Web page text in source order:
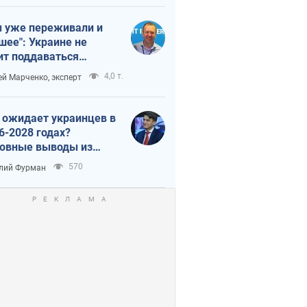
переживали и
Украине не
поддаваться
из-за
террора
Марченко, эксперт 4,0 т.
ожидает украинцев в
2028 годах?
выводы из
прогнозов от НБУ
Фурман 570